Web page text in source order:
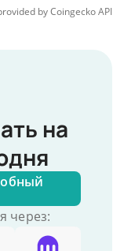
byCoingeckoAPI
на
через: